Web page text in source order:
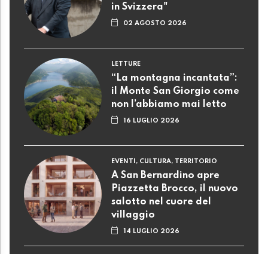
in Svizzera"
02 AGOSTO 2026
LETTURE
“La montagna incantata”:
il Monte San Giorgio come
non l’abbiamo mai letto
16 LUGLIO 2026
EVENTI, CULTURA, TERRITORIO
A San Bernardino apre
Piazzetta Brocco, il nuovo
salotto nel cuore del
villaggio
14 LUGLIO 2026